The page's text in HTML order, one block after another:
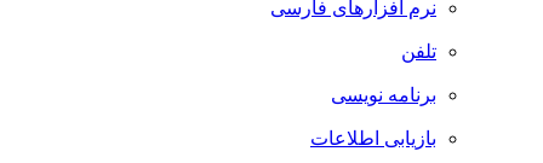
نرم افزارهای فارسی
تلفن
برنامه نویسی
بازیابی اطلاعات